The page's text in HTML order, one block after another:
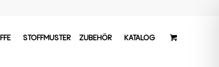
STOFFMUSTER ZUBEHÖR KATALOG